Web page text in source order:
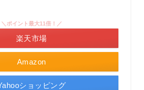
Amazon
＼ポイント最大11倍！／
楽天市場
ショッピング